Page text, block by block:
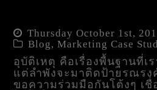
Thursday October 1st,
Blog,Marketing Case
อุบัติเหตุ คือเรื่องพื้นฐานที่เ
แต่ลำพังจะมาติดป้ายรณรง
ขอความร่วมมือกันโต้งๆ เ